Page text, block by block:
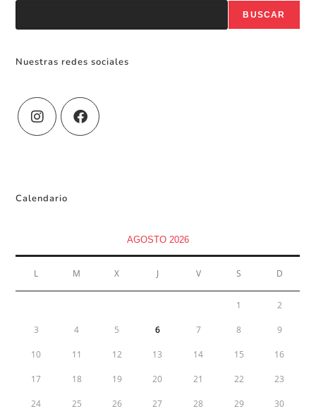
BUSCAR
Nuestras redes sociales
Calendario
AGOSTO 2026
L M X J V S D
1 2
3 4 5 6 7 8 9
10 11 12 13 14 15 16
17 18 19 20 21 22 23
24 25 26 27 28 29 30